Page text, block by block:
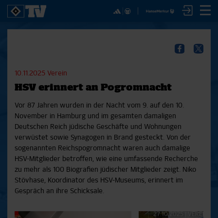
Bundesliga 17/18
Bundesliga 16/17
Pokal- und Testspiele
Testspiele
Reportagen
Interviews
Reportagen
Trainingslager
Bunte HSV-Welt
Verein
HSVTV-ABO!
Mit dem HSVtv-Abo hast Du vollen Zugriff auf über
100 Videos jeden Monat, darunter alle Saisonspiele
in voller Länge, sowie Spielzusammenfassungen,
exklusive Interviews, Pressekonferenzen und vieles
JETZT ZUM ABO
10.11.2025 Verein
HSV erinnert an Pogromnacht
Vor 87 Jahren wurden in der Nacht vom 9. auf den 10.
November in Hamburg und im gesamten damaligen
Deutschen Reich jüdische Geschäfte und Wohnungen
verwüstet sowie Synagogen in Brand gesteckt. Von der
sogenannten Reichspogromnacht waren auch damalige
HSV-Mitglieder betroffen, wie eine umfassende Recherche
zu mehr als 100 Biografien jüdischer Mitglieder zeigt. Niko
Stövhase, Koordinator des HSV-Museums, erinnert im
Gespräch an ihre Schicksale.
27.10.2025 VEREIN